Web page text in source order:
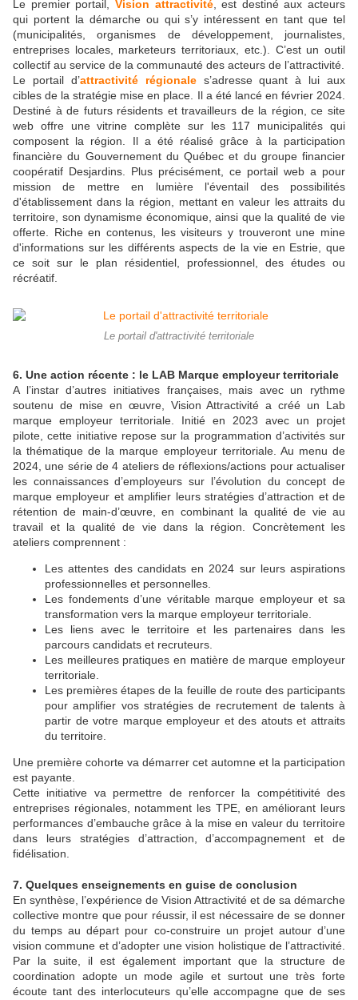
Le premier portail, Vision attractivité, est destiné aux acteurs
qui portent la démarche ou qui s’y intéressent en tant que tel
(municipalités, organismes de développement, journalistes,
entreprises locales, marketeurs territoriaux, etc.). C’est un outil
collectif au service de la communauté des acteurs de l’attractivité.
Le portail d’attractivité régionales’adresse quant à lui aux
cibles de la stratégie mise en place. Il a été lancé en février 2024.
Destiné à de futurs résidents et travailleurs de la région, ce site
web offre une vitrine complète sur les 117 municipalités qui
composent la région. Il a été réalisé grâce à la participation
financière du Gouvernement du Québec et du groupe financier
coopératif Desjardins. Plus précisément, ce portail web a pour
mission de mettre en lumière l'éventail des possibilités
d'établissement dans la région, mettant en valeur les attraits du
territoire, son dynamisme économique, ainsi que la qualité de vie
offerte. Riche en contenus, les visiteurs y trouveront une mine
d'informations sur les différents aspects de la vie en Estrie, que
ce soit sur le plan résidentiel, professionnel, des études ou
récréatif.
Le portail d'attractivité territoriale
6. Une action récente : le LAB Marque employeur territoriale
A l’instar d’autres initiatives françaises, mais avec un rythme
soutenu de mise en œuvre, Vision Attractivité a créé un Lab
marque employeur territoriale. Initié en 2023 avec un projet
pilote, cette initiative repose sur la programmation d’activités sur
la thématique de la marque employeur territoriale. Au menu de
2024, une série de 4 ateliers de réflexions/actions pour actualiser
les connaissances d’employeurs sur l’évolution du concept de
marque employeur et amplifier leurs stratégies d’attraction et de
rétention de main-d’œuvre, en combinant la qualité de vie au
travail et la qualité de vie dans la région. Concrètement les
ateliers comprennent :
Les attentes des candidats en 2024 sur leurs aspirations
professionnelles et personnelles.
Les fondements d’une véritable marque employeur et sa
transformation vers la marque employeur territoriale.
Les liens avec le territoire et les partenaires dans les
parcours candidats et recruteurs.
Les meilleures pratiques en matière de marque employeur
territoriale.
Les premières étapes de la feuille de route des participants
pour amplifier vos stratégies de recrutement de talents à
partir de votre marque employeur et des atouts et attraits
du territoire.
Une première cohorte va démarrer cet automne et la participation
est payante.
Cette initiative va permettre de renforcer la compétitivité des
entreprises régionales, notamment les TPE, en améliorant leurs
performances d’embauche grâce à la mise en valeur du territoire
dans leurs stratégies d’attraction, d’accompagnement et de
fidélisation.
7. Quelques enseignements en guise de conclusion
En synthèse, l’expérience de Vision Attractivité et de sa démarche
collective montre que pour réussir, il est nécessaire de se donner
du temps au départ pour co-construire un projet autour d’une
vision commune et d’adopter une vision holistique de l’attractivité.
Par la suite, il est également important que la structure de
coordination adopte un mode agile et surtout une très forte
écoute tant des interlocuteurs qu’elle accompagne que de ses